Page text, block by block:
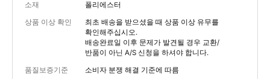
소재 폴리에스터
상품 이상 확인
최초 배송을 받으셨을 때 상품 이상 유무를
확인해주십시오.
배송완료일 이후 문제가 발견될 경우 교환/
반품이 아닌 A/S 신청을 하셔야 합니다.
품질보증기준 소비자 분쟁 해결 기준에 따름